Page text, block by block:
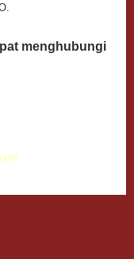
menghubungi